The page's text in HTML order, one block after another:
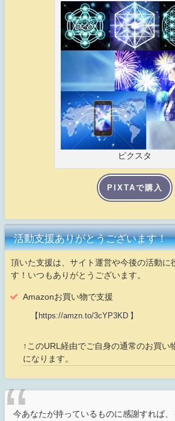
ピクスタ
PIXTAで購入
活動支援ありがとうございます！
頂いた支援は、サイト運営や今後の活動に
す！いつもありがとうございます。
Amazonお買い物で支援
【https://amzn.to/3cYP3KD 】
↑このURL経由でご自身の通常のお買い
になります。
今あなたが持っているものに感謝すれば